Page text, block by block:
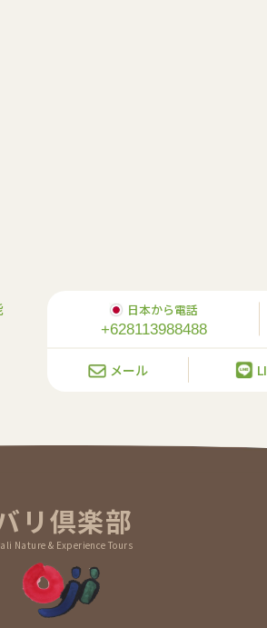
日本から電話
+628113988488
メール
リ倶楽部
Nature & Experience Tours